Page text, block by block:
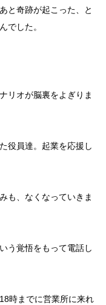
と奇跡が起こった、と
でした。
リオが脳裏をよぎりま
役員達。起業を応援し
も、なくなっていきま
う覚悟をもって電話し
時までに営業所に来れ